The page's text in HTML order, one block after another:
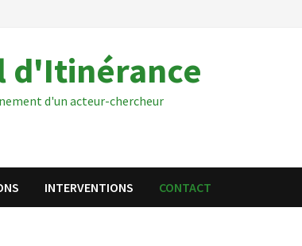
d'Itinérance
d'un acteur-chercheur
INTERVENTIONS CONTACT